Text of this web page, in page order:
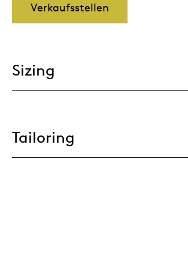
Verkaufsstellen
Sizing
Tailoring